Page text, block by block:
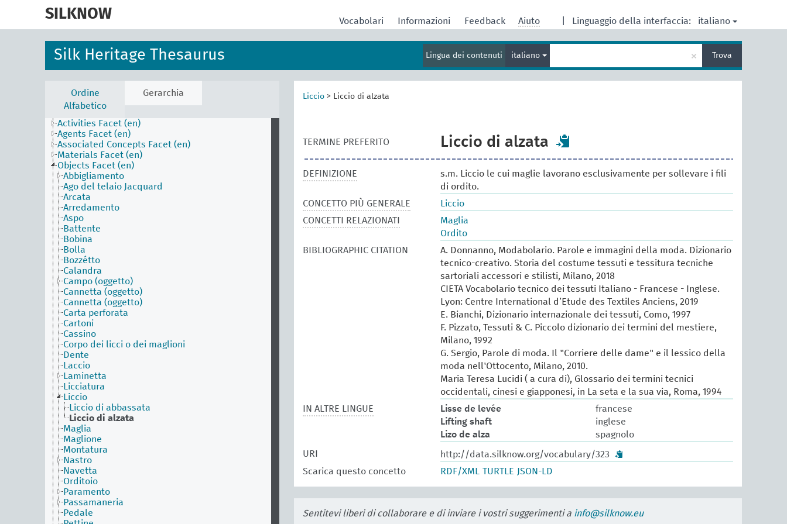
SILKNOW Linguaggio della interfaccia: italiano
Vocabolari Informazioni Feedback Aiuto
Silk Heritage Thesaurus Lingua dei contenuti italiano
termine
per
× Trova
Ordine
Alfabetico
Gerarchia
Activities Facet (en)
Agents Facet (en)
Associated Concepts Facet (en)
Materials Facet (en)
Objects Facet (en)
Abbigliamento
Ago del telaio Jacquard
Arcata
Arredamento
Aspo
Battente
Bobina
Bolla
Bozzétto
Calandra
Campo (oggetto)
Cannetta (oggetto)
Cannetta (oggetto)
Carta perforata
Cartoni
Cassino
Corpo dei licci o dei maglioni
Dente
Laccio
Laminetta
Licciatura
Liccio
Liccio di abbassata
Liccio di alzata
Maglia
Maglione
Montatura
Nastro
Navetta
Orditoio
Paramento
Passamaneria
Pedale
Liccio > Liccio di alzata
TERMINE PREFERITO Liccio di alzata
DEFINIZIONE
s.m. Liccio le cui maglie lavorano esclusivamente per sollevare i fili
di ordito.
CONCETTO PIÙ GENERALE
Liccio
CONCETTI RELAZIONATI
Maglia
Ordito
BIBLIOGRAPHIC CITATION
A. Donnanno, Modabolario. Parole e immagini della moda. Dizionario
tecnico-creativo. Storia del costume tessuti e tessitura tecniche
sartoriali accessori e stilisti, Milano, 2018
CIETA Vocabolario tecnico dei tessuti Italiano - Francese - Inglese.
Lyon: Centre International d’Etude des Textiles Anciens, 2019
E. Bianchi, Dizionario internazionale dei tessuti, Como, 1997
F. Pizzato, Tessuti & C. Piccolo dizionario dei termini del mestiere,
Milano, 1992
G. Sergio, Parole di moda. Il "Corriere delle dame" e il lessico della
moda nell'Ottocento, Milano, 2010.
Maria Teresa Lucidi ( a cura di), Glossario dei termini tecnici
occidentali, cinesi e giapponesi, in La seta e la sua via, Roma, 1994
IN ALTRE LINGUE
Lisse de levée
francese
Lifting shaft
inglese
Lizo de alza
spagnolo
URI
http://data.silknow.org/vocabulary/323
Scarica questo concetto
RDF/XML TURTLE JSON-LD
Sentitevi liberi di collaborare e di inviare i vostri suggerimenti a info@silknow.eu